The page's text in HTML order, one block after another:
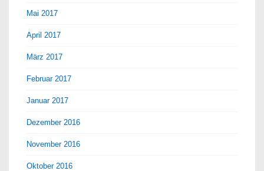
Mai 2017
April 2017
März 2017
Februar 2017
Januar 2017
Dezember 2016
November 2016
Oktober 2016